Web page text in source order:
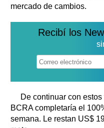
mercado de cambios.
Recibí los
De continuar con
BCRA completaría el
semana. Le restan US$